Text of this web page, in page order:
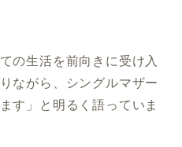
の生活を前向きに受け入
ながら、シングルマザー
す」と明るく語っていま